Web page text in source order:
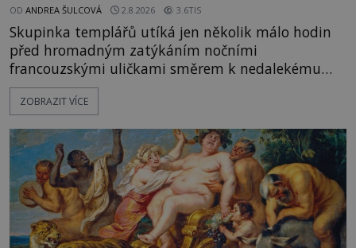
OD ANDREA ŠULCOVÁ 2.8.2026 3.6TIS
Skupinka templářů utíká jen několik málo hodin
před hromadným zatýkáním nočními
francouzskými uličkami směrem k nedalekému
přístavu. Jeden z nich má přes ramena ranec s
tajemným obsahem. Kapitán lodi už na ně čeká.
vyplouváme,“ sdělí jim. „Kam máme namířeno,
kapitáne?“ zeptá se ho jeden z templářů. „Do Sk
ZOBRAZIT VÍCE